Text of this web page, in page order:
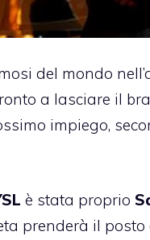
del mondo
a lasciare il
impiego,
è stata proprio
prenderà il